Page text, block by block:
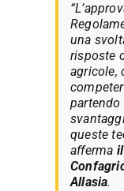
una
risposte
agricole,
queste
afferma
Allasia.